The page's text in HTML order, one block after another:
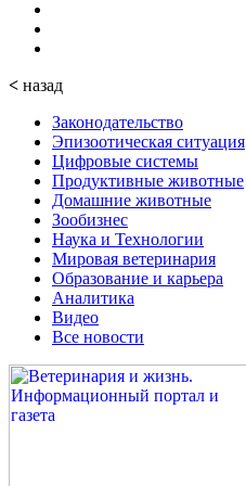
< назад
Законодательство
Эпизоотическая ситуация
Цифровые системы
Продуктивные животные
Домашние животные
Зообизнес
Наука и Технологии
Мировая ветеринария
Образование и карьера
Аналитика
Видео
Все новости